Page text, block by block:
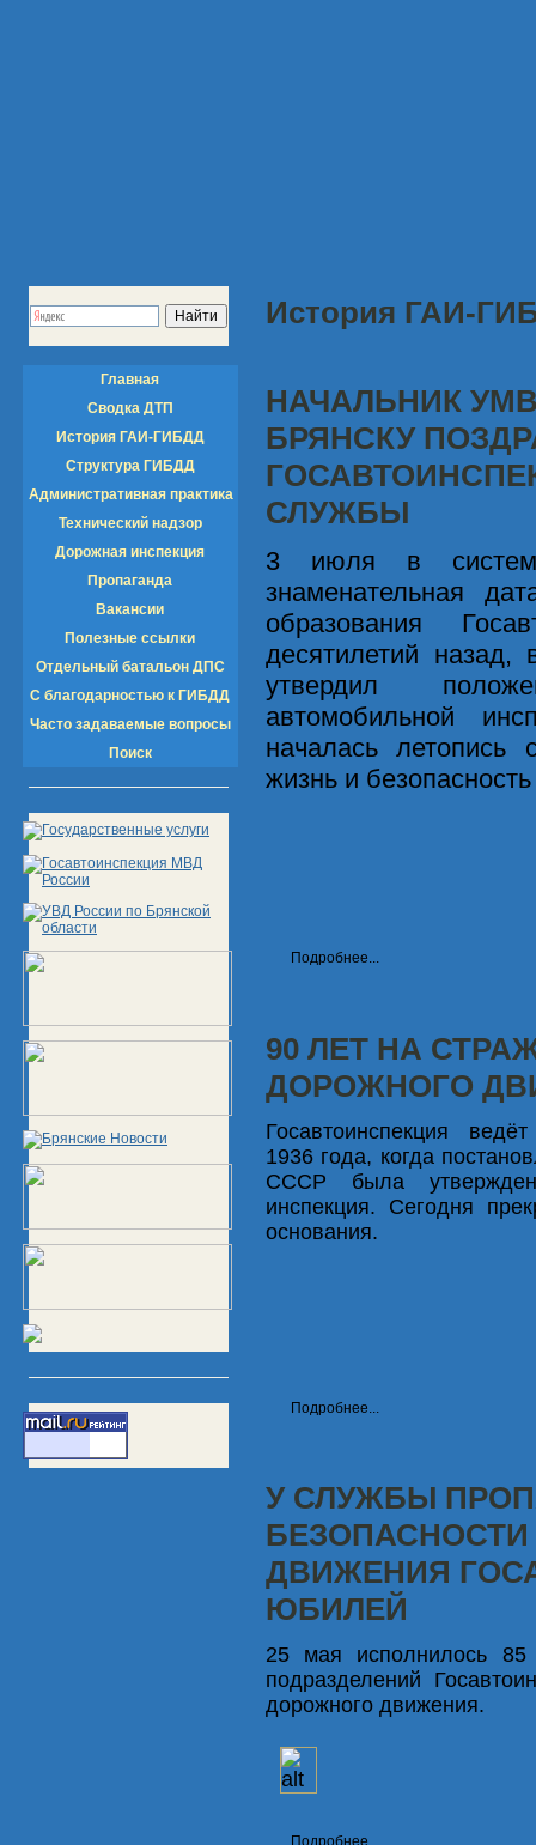
Главная
Сводка ДТП
История ГАИ-ГИБДД
Структура ГИБДД
Административная практика
Технический надзор
Дорожная инспекция
Пропаганда
Вакансии
Полезные ссылки
Отдельный батальон ДПС
С благодарностью к ГИБДД
Часто задаваемые вопросы
Поиск
История ГАИ-
НАЧАЛЬНИК
БРЯНСКУ
СЛУЖБЫ
3 июля в
знаменательная
образования
десятилетий
утвердил
автомобильной
началась летопись
жизнь и
Подробнее...
90 ЛЕТ НА
ДОРОЖНОГО
Госавтоинспекция
1936 года, когда
СССР была
инспекция. Сегодня
основания.
Подробнее...
У СЛУЖБЫ
ДВИЖЕНИЯ
ЮБИЛЕЙ
25 мая исполнилось
подразделений
дорожного движения.
Подробнее...